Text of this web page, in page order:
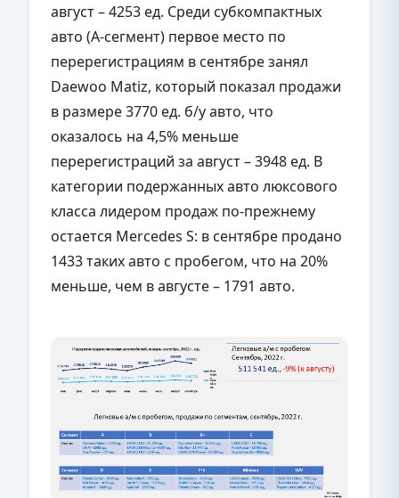
август – 4253 ед. Среди субкомпактных
авто (А-сегмент) первое место по
перерегистрациям в сентябре занял
Daewoo Matiz, который показал продажи
в размере 3770 ед. б/у авто, что
оказалось на 4,5% меньше
перерегистраций за август – 3948 ед. В
категории подержанных авто люксового
класса лидером продаж по-прежнему
остается Mercedes S: в сентябре продано
1433 таких авто с пробегом, что на 20%
меньше, чем в августе – 1791 авто.